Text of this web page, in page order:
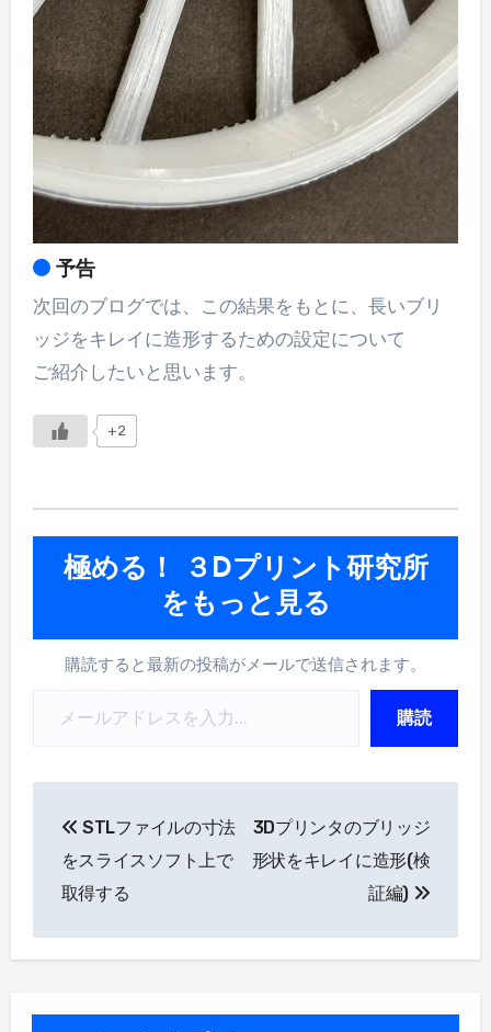
予告
次回のブログでは、この結果をもとに、長いブリ
ッジをキレイに造形するための設定について
ご紹介したいと思います。
+2
極める！ ３Dプリント研究所
をもっと見る
購読すると最新の投稿がメールで送信されます。
購読
稿
ナ
ビ
STLファイルの寸法
をスライスソフト上で
取得する
3Dプリンタのブリッジ
形状をキレイに造形(検
証編)